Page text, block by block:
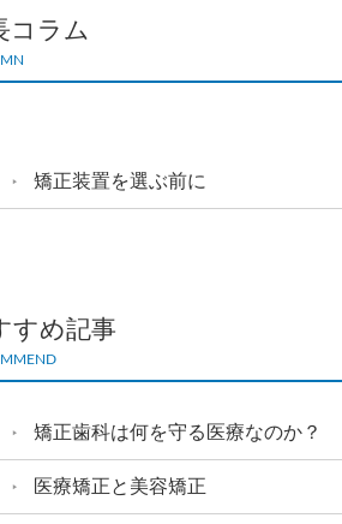
コラム
矯正装置を選ぶ前に
すめ記事
矯正歯科は何を守る医療なのか？
医療矯正と美容矯正